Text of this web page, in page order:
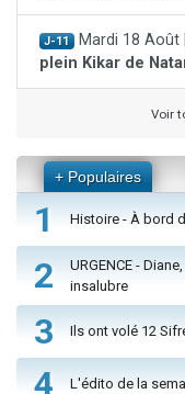
J-11 Mardi 18 Août |
plein Kikar de
Voir
+ Populaires
1 Histoire - À bord
2
URGENCE -
insalubre
3 Ils ont volé 12
4 L'édito de la